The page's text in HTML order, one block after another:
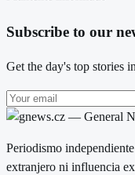
Subscribe to our
Get the day's top stories
Periodismo
extranjero ni influencia